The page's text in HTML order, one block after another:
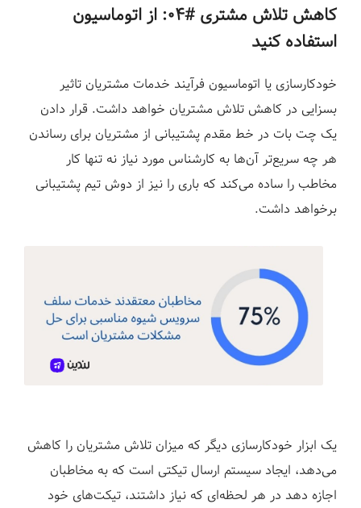
کاهش تلاش مشتری #۰۴:
از اتوماسیون
استفاده کنید
خودکارسازی یا اتوماسیون فرآیند خدمات مشتریان تاثیر
بسزایی در کاهش تلاش مشتریان خواهد‌ داشت. قرار دادن
یک چت بات در خط مقدم پشتیبانی از مشتریان برای رساندن
هر چه سریع‌تر آن‌ها به کارشناس مورد نیاز نه تنها کار
مخاطب را ساده می‌کند که باری را نیز از دوش تیم پشتیبانی
برخواهد داشت.
یک ابزار خودکارسازی دیگر که میزان تلاش مشتریان را کاهش
می‌دهد، ایجاد سیستم ارسال تیکتی است که به مخاطبان
اجازه دهد در هر لحظه‌ای که نیاز داشتند، تیکت‌های خود